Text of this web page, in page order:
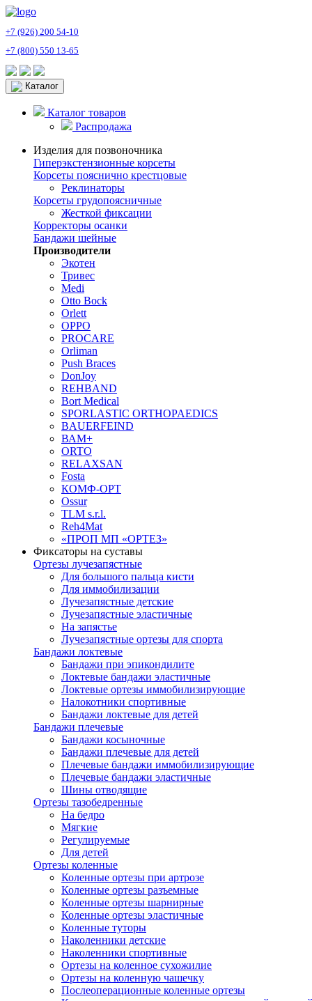
+7 (926) 200 54-10
+7 (800) 550 13-65
Каталог
Каталог товаров
Распродажа
Изделия для позвоночника
Гиперэкстензионные корсеты
Корсеты пояснично крестцовые
Реклинаторы
Корсеты грудопоясничные
Жесткой фиксации
Корректоры осанки
Бандажи шейные
Производители
Экотен
Тривес
Medi
Otto Bock
Orlett
OPPO
PROCARE
Orliman
Push Braces
DonJoy
REHBAND
Bort Medical
SPORLASTIC ORTHOPAEDICS
BAUERFEIND
ВАМ+
ORTO
RELAXSAN
Fosta
КОМФ-ОРТ
Ossur
TLM s.r.l.
Reh4Mat
«ПРОП МП «ОРТЕЗ»
Фиксаторы на суставы
Ортезы лучезапястные
Для большого пальца кисти
Для иммобилизации
Лучезапястные детские
Лучезапястные эластичные
На запястье
Лучезапястные ортезы для спорта
Бандажи локтевые
Бандажи при эпикондилите
Локтевые бандажи эластичные
Локтевые ортезы иммобилизирующие
Налокотники спортивные
Бандажи локтевые для детей
Бандажи плечевые
Бандажи косыночные
Бандажи плечевые для детей
Плечевые бандажи иммобилизирующие
Плечевые бандажи эластичные
Шины отводящие
Ортезы тазобедренные
На бедро
Мягкие
Регулируемые
Для детей
Ортезы коленные
Коленные ортезы при артрозе
Коленные ортезы разъемные
Коленные ортезы шарнирные
Коленные ортезы эластичные
Коленные туторы
Наколенники детские
Наколенники спортивные
Ортезы на коленное сухожилие
Ортезы на коленную чашечку
Послеоперационные коленные ортезы